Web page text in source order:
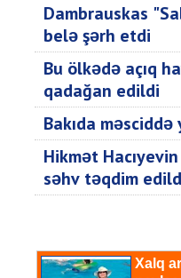
Dambrauskas
belə şərh etdi
Bu ölkədə açıq
qadağan edildi
Bakıda məsciddə
Hikmət
səhv təqdim